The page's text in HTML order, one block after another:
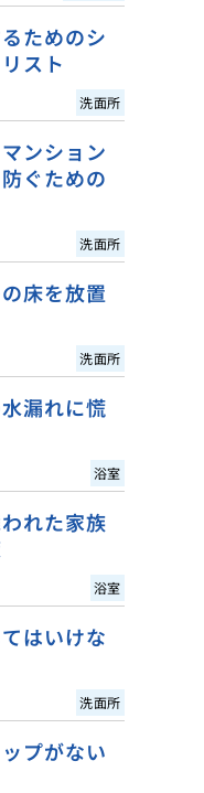
ためのシ
スト
洗面所
ンション
ぐための
洗面所
床を放置
洗面所
漏れに慌
浴室
れた家族
浴室
はいけな
洗面所
プがない